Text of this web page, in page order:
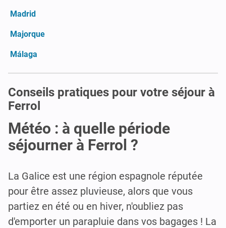
Madrid
Majorque
Málaga
Conseils pratiques pour votre séjour à
Ferrol
Météo : à quelle période
séjourner à Ferrol ?
La Galice est une région espagnole réputée
pour être assez pluvieuse, alors que vous
partiez en été ou en hiver, n'oubliez pas
d'emporter un parapluie dans vos bagages ! La